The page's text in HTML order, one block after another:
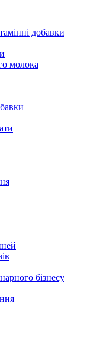
добавки
молока
бізнесу